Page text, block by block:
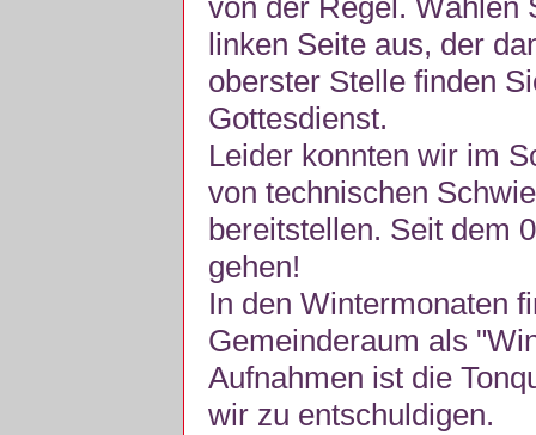
von der Regel. Wählen
linken Seite aus, der
oberster Stelle finden
Gottesdienst.
Leider konnten wir im
von technischen
bereitstellen. Seit dem
gehen!
In den Wintermonaten
Gemeinderaum als
Aufnahmen ist die
wir zu entschuldigen.